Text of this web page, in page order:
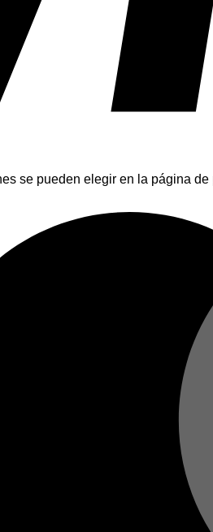
se pueden elegir en la página de